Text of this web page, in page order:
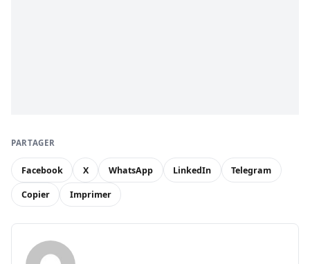
PARTAGER
Facebook X WhatsApp LinkedIn Telegram
Copier Imprimer